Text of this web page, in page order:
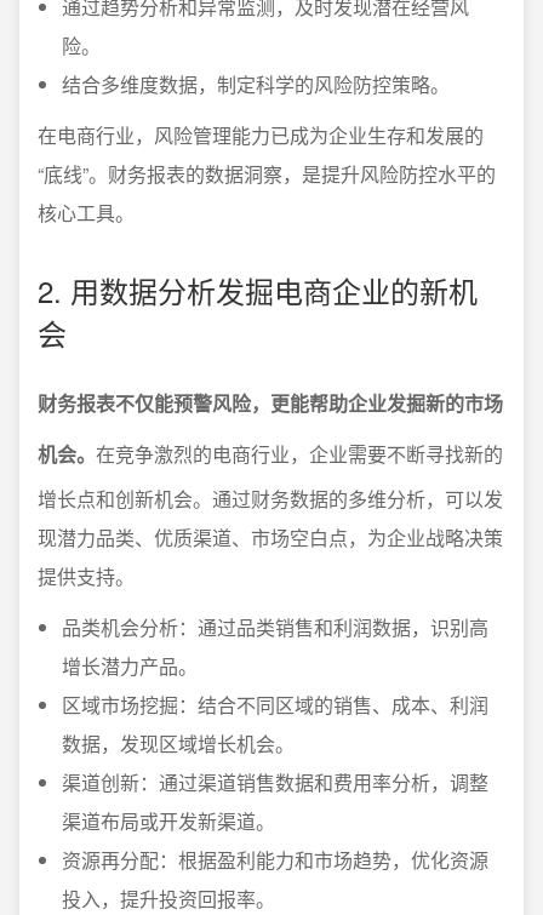
通过趋势分析和异常监测，及时发现潜在经营风
险。
结合多维度数据，制定科学的风险防控策略。
在电商行业，风险管理能力已成为企业生存和发展的
“底线”。财务报表的数据洞察，是提升风险防控水平的
核心工具。
2. 用数据分析发掘电商企业的新机
会
财务报表不仅能预警风险，更能帮助企业发掘新的市场
机会。 在竞争激烈的电商行业，企业需要不断寻找新的
增长点和创新机会。通过财务数据的多维分析，可以发
现潜力品类、优质渠道、市场空白点，为企业战略决策
提供支持。
品类机会分析：通过品类销售和利润数据，识别高
增长潜力产品。
区域市场挖掘：结合不同区域的销售、成本、利润
数据，发现区域增长机会。
渠道创新：通过渠道销售数据和费用率分析，调整
渠道布局或开发新渠道。
资源再分配：根据盈利能力和市场趋势，优化资源
投入，提升投资回报率。